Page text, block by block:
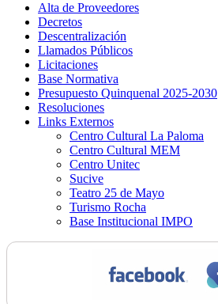
Alta de Proveedores
Decretos
Descentralización
Llamados Públicos
Licitaciones
Base Normativa
Presupuesto Quinquenal 2025-2030
Resoluciones
Links Externos
Centro Cultural La Paloma
Centro Cultural MEM
Centro Unitec
Sucive
Teatro 25 de Mayo
Turismo Rocha
Base Institucional IMPO